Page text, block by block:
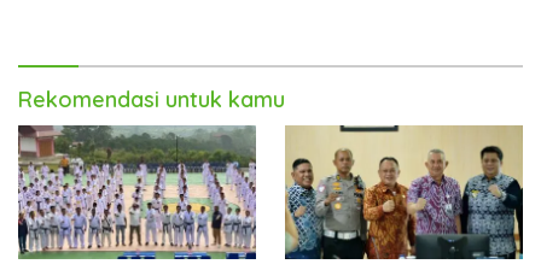
Rekomendasi untuk kamu